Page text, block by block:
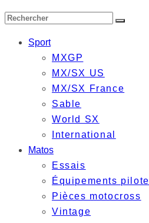
Sport
MXGP
MX/SX US
MX/SX France
Sable
World SX
International
Matos
Essais
Équipements pilote
Pièces motocross
Vintage